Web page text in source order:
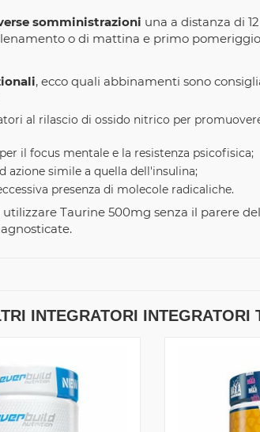
somministrazioni una a distanza di
o di mattina e primo
, ecco quali abbinamenti sono
al rilascio di ossido nitrico per
il focus mentale e la resistenza psicofisica;
azione simile a quella dell'insulina;
presenza di molecole radicaliche.
Taurine 500mg senza il parere
INTEGRATORI INTEGRATORI